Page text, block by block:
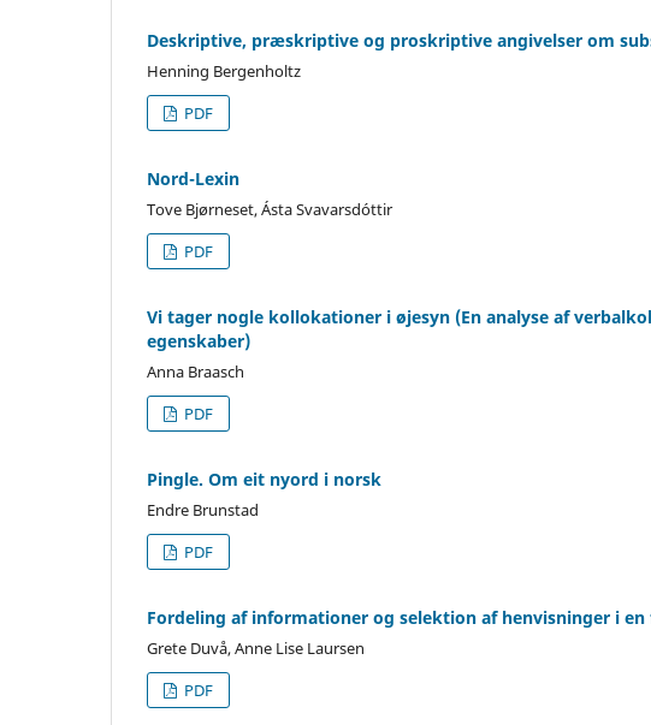
Deskriptive, præskriptive og proskriptive angivelser om
Henning Bergenholtz
PDF
Nord-Lexin
Tove Bjørneset, Ásta Svavarsdóttir
PDF
Vi tager nogle kollokationer i øjesyn (En analyse af
egenskaber)
Anna Braasch
PDF
Pingle. Om eit nyord i norsk
Endre Brunstad
PDF
Fordeling af informationer og selektion af henvisninger i
Grete Duvå, Anne Lise Laursen
PDF